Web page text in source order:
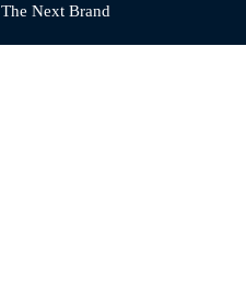
The Next Brand